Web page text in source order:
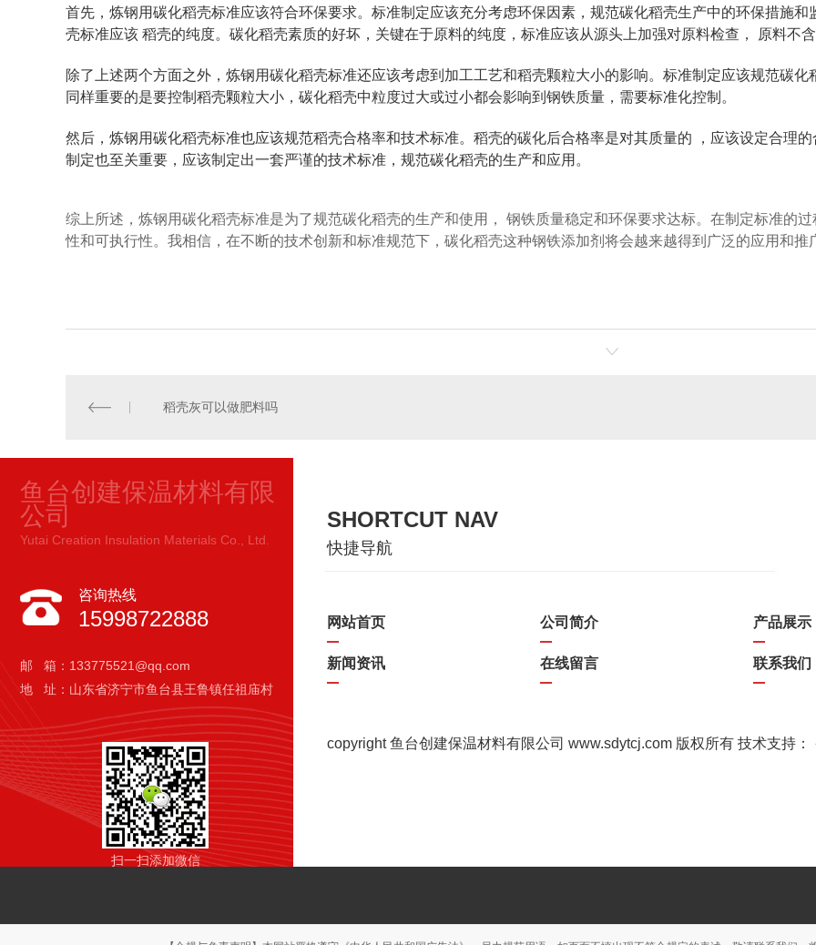
首先，炼钢用碳化稻壳标准应该符合环保要求。标准制定应该充分考虑环保因素，规范碳化稻壳生产中的环保措施
壳标准应该 稻壳的纯度。碳化稻壳素质的好坏，关键在于原料的纯度，标准应该从源头上加强对原料检查， 原料不
除了上述两个方面之外，炼钢用碳化稻壳标准还应该考虑到加工工艺和稻壳颗粒大小的影响。标准制定应该规范碳
同样重要的是要控制稻壳颗粒大小，碳化稻壳中粒度过大或过小都会影响到钢铁质量，需要标准化控制。
然后，炼钢用碳化稻壳标准也应该规范稻壳合格率和技术标准。稻壳的碳化后合格率是对其质量的 ，应该设定合理
制定也至关重要，应该制定出一套严谨的技术标准，规范碳化稻壳的生产和应用。
综上所述，炼钢用碳化稻壳标准是为了规范碳化稻壳的生产和使用， 钢铁质量稳定和环保要求达标。在制定标准的
性和可执行性。我相信，在不断的技术创新和标准规范下，碳化稻壳这种钢铁添加剂将会越来越得到广泛的应用和推
稻壳灰可以做肥料吗
鱼台创建保温材料有限
公司
Yutai Creation Insulation Materials Co., Ltd.
咨询热线
15998722888
邮 箱：133775521@qq.com
地 址：山东省济宁市鱼台县王鲁镇任祖庙村
扫一扫添加微信
SHORTCUT NAV
快捷导航
网站首页 公司简介 产品展示
新闻资讯 在线留言 联系我们
copyright 鱼台创建保温材料有限公司 www.sdytcj.com 版权所有 技术支持：